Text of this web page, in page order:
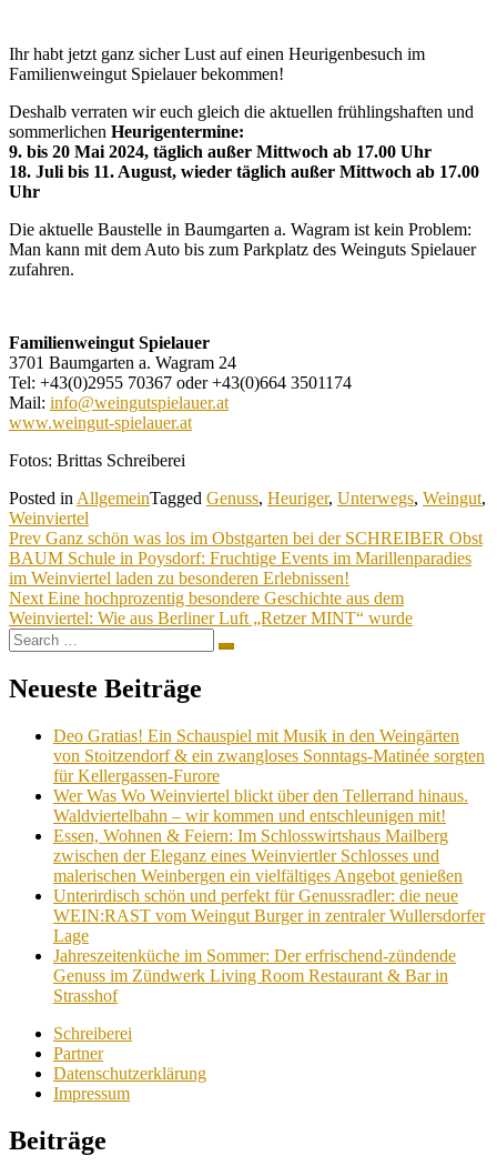
Ihr habt jetzt ganz sicher Lust auf einen Heurigenbesuch im
Familienweingut Spielauer bekommen!
Deshalb verraten wir euch gleich die aktuellen frühlingshaften und
sommerlichen Heurigentermine:
9. bis 20 Mai 2024, täglich außer Mittwoch ab 17.00 Uhr
18. Juli bis 11. August, wieder täglich außer Mittwoch ab 17.00
Uhr
Die aktuelle Baustelle in Baumgarten a. Wagram ist kein Problem:
Man kann mit dem Auto bis zum Parkplatz des Weinguts Spielauer
zufahren.
Familienweingut Spielauer
3701 Baumgarten a. Wagram 24
Tel: +43(0)2955 70367 oder +43(0)664 3501174
Mail: info@weingutspielauer.at
www.weingut-spielauer.at
Fotos: Brittas Schreiberei
Posted in AllgemeinTagged Genuss, Heuriger, Unterwegs, Weingut,
Weinviertel
Beitragsnavigation
Prev Ganz schön was los im Obstgarten bei der SCHREIBER Obst
BAUM Schule in Poysdorf: Fruchtige Events im Marillenparadies
im Weinviertel laden zu besonderen Erlebnissen!
Next Eine hochprozentig besondere Geschichte aus dem
Weinviertel: Wie aus Berliner Luft „Retzer MINT“ wurde
Search
for:
Search
Neueste Beiträge
Deo Gratias! Ein Schauspiel mit Musik in den Weingärten
von Stoitzendorf & ein zwangloses Sonntags-Matinée sorgten
für Kellergassen-Furore
Wer Was Wo Weinviertel blickt über den Tellerrand hinaus.
Waldviertelbahn – wir kommen und entschleunigen mit!
Essen, Wohnen & Feiern: Im Schlosswirtshaus Mailberg
zwischen der Eleganz eines Weinviertler Schlosses und
malerischen Weinbergen ein vielfältiges Angebot genießen
Unterirdisch schön und perfekt für Genussradler: die neue
WEIN:RAST vom Weingut Burger in zentraler Wullersdorfer
Lage
Jahreszeitenküche im Sommer: Der erfrischend-zündende
Genuss im Zündwerk Living Room Restaurant & Bar in
Strasshof
Schreiberei
Partner
Datenschutzerklärung
Impressum
Beiträge